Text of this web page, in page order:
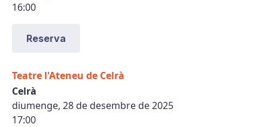
16:00
Reserva
Teatre l'Ateneu de Celrà
Celrà
diumenge, 28 de desembre de 2025
17:00